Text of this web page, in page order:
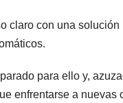
claro con una
para ello y,
enfrentarse a nuevas